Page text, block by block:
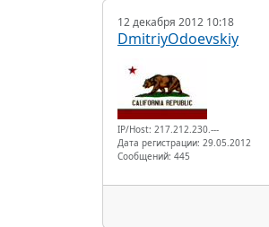
12 декабря 2012 10:18
DmitriyOdoevskiy
IP/Host: 217.212.230.---
Дата регистрации: 29.05.2012
Сообщений: 445